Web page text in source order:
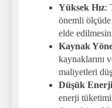
Yüksek Hız:
önemli ölçüde
elde
Kaynak
kaynaklarını
maliyetleri
Düşük
enerji